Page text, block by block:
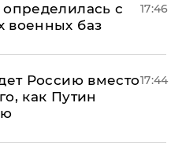
с
военных баз
17:46
Россию вместо
как Путин
17:44